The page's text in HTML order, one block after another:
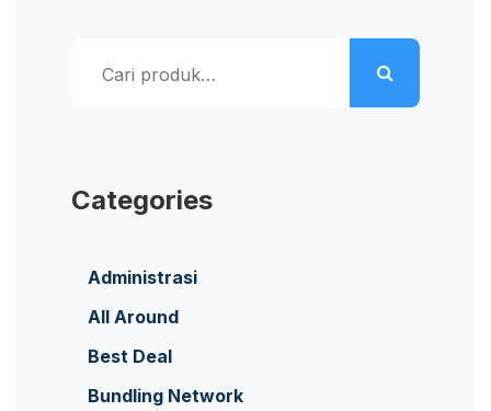
untuk:
Categories
Administrasi
All Around
Best Deal
Bundling Network